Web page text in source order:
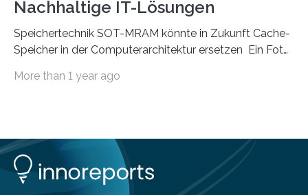
Nachhaltige IT-Lösungen
Speichertechnik SOT-MRAM könnte in Zukunft Cache-
Speicher in der Computerarchitektur ersetzen Ein Foto,
Hochgeladene Medien landen in riesigen Cloud-
weltweiten Gesamtenergieverbrauchs, was 200
Terawattstunden Strom pro Jahr entspricht. Dieser
immense Energiebedarf hat Wissenschaftlerinnen und
More than 1 year ago